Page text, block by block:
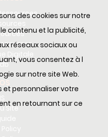
des cookies sur notre
contenu et la publicité,
réseaux sociaux ou
vous consentez à l
sur notre site Web.
et personnaliser votre
en retournant sur ce
Digitale
Site